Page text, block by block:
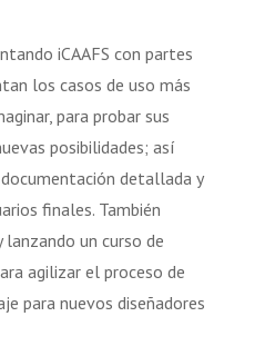
iCAAFS con partes
los casos de uso más
para probar sus
posibilidades; así
detallada y
finales. También
un curso de
agilizar el proceso de
para nuevos diseñadores